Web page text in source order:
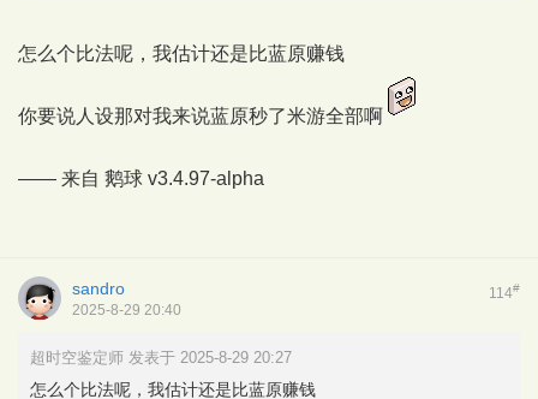
怎么个比法呢，我估计还是比蓝原赚钱
你要说人设那对我来说蓝原秒了米游全部啊
—— 来自 鹅球 v3.4.97-alpha
114#
sandro
2025-8-29 20:40
超时空鉴定师 发表于 2025-8-29 20:27
怎么个比法呢，我估计还是比蓝原赚钱